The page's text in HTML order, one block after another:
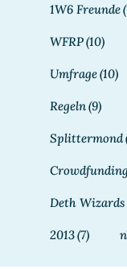
1W6 Freunde
WFRP(10)
Umfrage(10)
Regeln(9)
Splittermond
Crowdfunding
Deth Wizards
2013(7)